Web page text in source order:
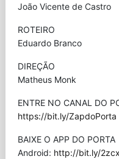
João Vicente de Castro
ROTEIRO
Eduardo Branco
DIREÇÃO
Matheus Monk
ENTRE NO CANAL DO
https://bit.ly/ZapdoPorta
BAIXE O APP DO PORTA
Android: http://bit.ly/